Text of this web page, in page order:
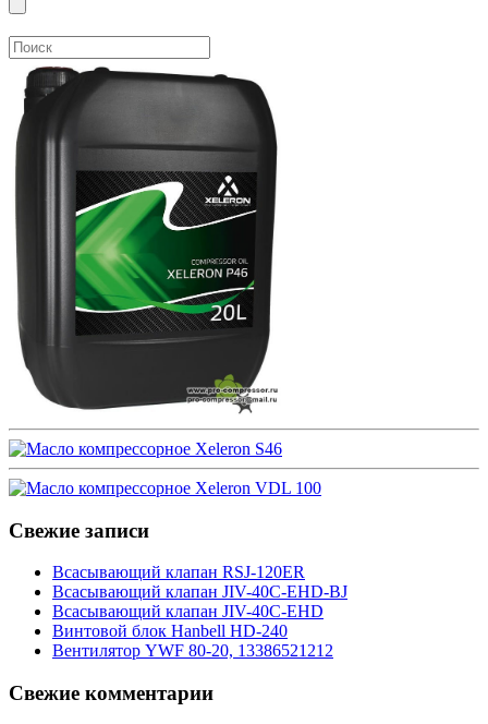
Свежие записи
Всасывающий клапан RSJ-120ER
Всасывающий клапан JIV-40C-EHD-BJ
Всасывающий клапан JIV-40C-EHD
Винтовой блок Hanbell HD-240
Вентилятор YWF 80-20, 13386521212
Свежие комментарии